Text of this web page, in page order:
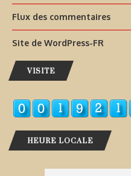
Flux des commentaires
Site de WordPress-FR
VISITE
HEURE LOCALE